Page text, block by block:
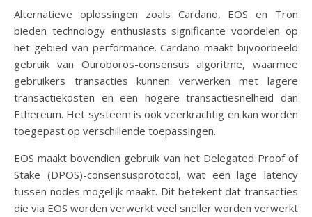
Alternatieve oplossingen zoals Cardano, EOS en Tron
bieden technology enthusiasts significante voordelen op
het gebied van performance. Cardano maakt bijvoorbeeld
gebruik van Ouroboros-consensus algoritme, waarmee
gebruikers transacties kunnen verwerken met lagere
transactiekosten en een hogere transactiesnelheid dan
Ethereum. Het systeem is ook veerkrachtig en kan worden
toegepast op verschillende toepassingen.
EOS maakt bovendien gebruik van het Delegated Proof of
Stake (DPOS)-consensusprotocol, wat een lage latency
tussen nodes mogelijk maakt. Dit betekent dat transacties
die via EOS worden verwerkt veel sneller worden verwerkt